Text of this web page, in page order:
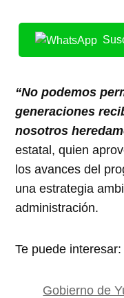
“No podemos
generaciones
nosotros
estatal, quien
los avances del
una estrategia
administración.
Te puede interesar:
Gobierno de